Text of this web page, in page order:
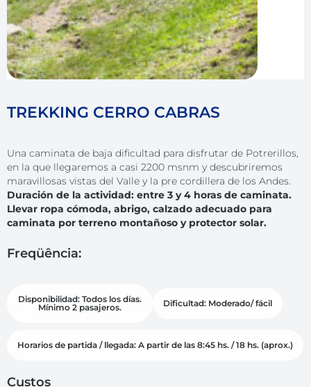
TREKKING CERRO CABRAS
Una caminata de baja dificultad para disfrutar de Potrerillos,
en la que llegaremos a casi 2200 msnm y descubriremos
maravillosas vistas del Valle y la pre cordillera de los Andes.
Duración de la actividad: entre 3 y 4 horas de caminata.
Llevar ropa cómoda, abrigo, calzado adecuado para
caminata por terreno montañoso y protector solar.
Freqüência:
Disponibilidad: Todos los días.
Mínimo 2 pasajeros.
Dificultad: Moderado/ fácil
Horarios de partida / llegada: A partir de las 8:45 hs. / 18 hs. (aprox.)
Custos